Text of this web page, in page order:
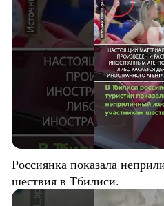
Россиянка показала
шествия в Тбилиси.